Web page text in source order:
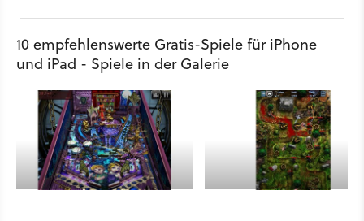
10 empfehlenswerte Gratis-Spiele für iPhone
und iPad - Spiele in der Galerie